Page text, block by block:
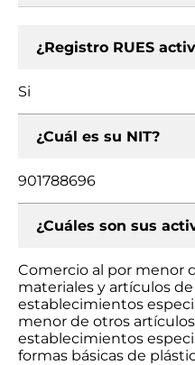
¿Registro RUES
Si
¿Cuál es su NIT?
901788696
¿Cuáles son sus
Comercio al por menor
materiales y artículos
establecimientos
menor de otros
establecimientos
formas básicas de